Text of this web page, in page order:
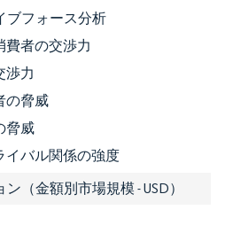
ブフォース分析
費者の交渉力
渉力
の脅威
脅威
イバル関係の強度
（金額別市場規模 - USD）